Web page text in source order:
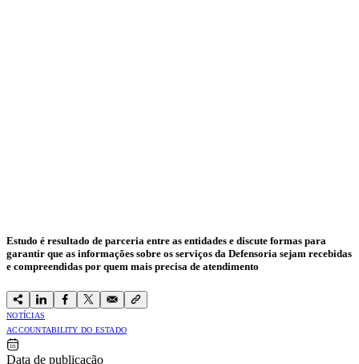
Estudo é resultado de parceria entre as entidades e discute formas para
garantir que as informações sobre os serviços da Defensoria sejam recebidas
e compreendidas por quem mais precisa de atendimento
NOTÍCIAS
ACCOUNTABILITY DO ESTADO
Data de publicação